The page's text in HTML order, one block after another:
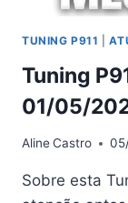
TUNING P911 |
Tuning
01/05/
AlineCastro
Sobre esta